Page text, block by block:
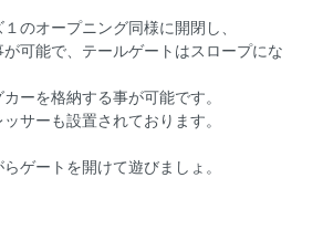
のオープニング同様に開閉し、
可能で、テールゲートはスロープにな
ーを格納する事が可能です。
サーも設置されております。
ゲートを開けて遊びましょ。